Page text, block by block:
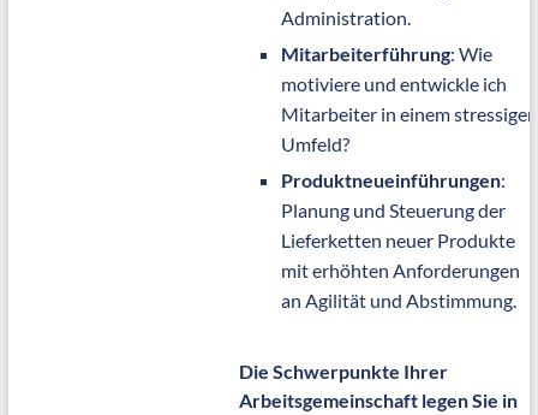
Administration.
Mitarbeiterführung: Wie
motiviere und entwickle ich
Mitarbeiter in einem stressigen
Umfeld?
Produktneueinführungen:
Planung und Steuerung der
Lieferketten neuer Produkte
mit erhöhten Anforderungen
an Agilität und Abstimmung.
Die Schwerpunkte Ihrer
Arbeitsgemeinschaft legen Sie in